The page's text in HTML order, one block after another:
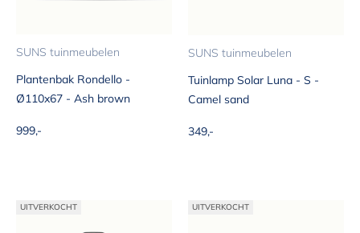
SUNS tuinmeubelen
Plantenbak Rondello -
Ø110x67 - Ash brown
Aanbiedingsprijs
999,-
SUNS tuinmeubelen
Tuinlamp Solar Luna - S -
Camel sand
Aanbiedingsprijs
349,-
UITVERKOCHT UITVERKOCHT